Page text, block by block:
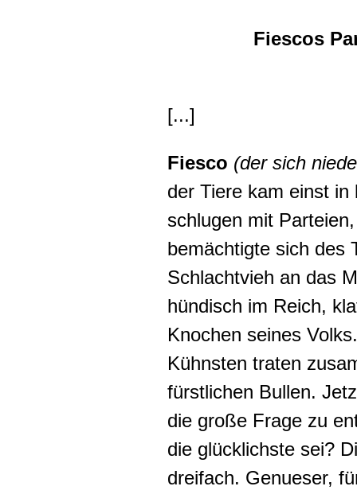
Fiescos
[...]
Fiesco (der sich
der Tiere kam einst
schlugen mit
bemächtigte sich des
Schlachtvieh an das
hündisch im Reich,
Knochen seines
Kühnsten traten
fürstlichen Bullen.
die große Frage zu
die glücklichste sei?
dreifach. Genueser,